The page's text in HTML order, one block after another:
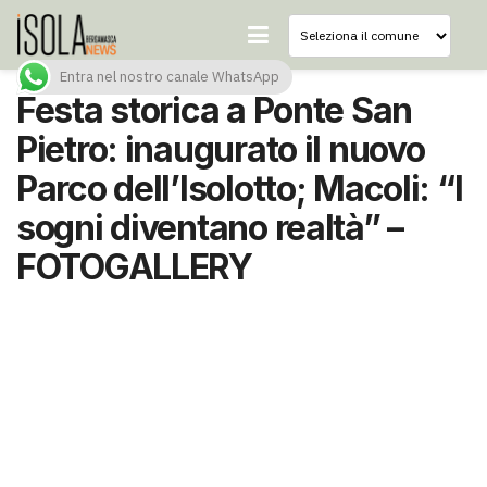
Festa storica a Ponte San
Pietro: inaugurato il nuovo
Parco dell’Isolotto; Macoli: “I
sogni diventano realtà” –
FOTOGALLERY
Entra nel nostro canale WhatsApp